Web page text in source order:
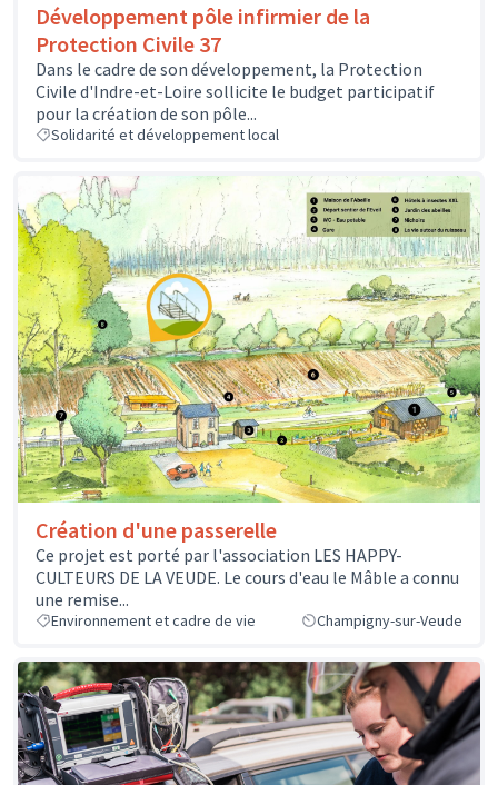
Développement pôle infirmier de la
Protection Civile 37
Dans le cadre de son développement, la Protection
Civile d'Indre-et-Loire sollicite le budget participatif
pour la création de son pôle...
Solidarité et développement local
Création d'une passerelle
Ce projet est porté par l'association LES HAPPY-
CULTEURS DE LA VEUDE. Le cours d'eau le Mâble a connu
une remise...
Environnement et cadre de vie Champigny-sur-Veude